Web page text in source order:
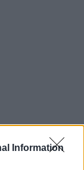
Information
του